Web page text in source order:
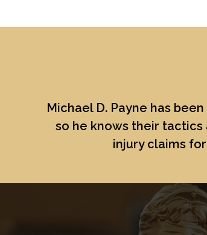
Michael D. Payne has
so he knows their
injury claims